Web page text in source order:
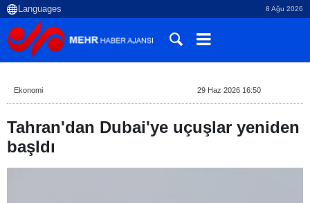
8 Ağu 2026
Ekonomi 29 Haz 2026 16:50
Tahran'dan Dubai'ye uçuşlar yeniden
başldı